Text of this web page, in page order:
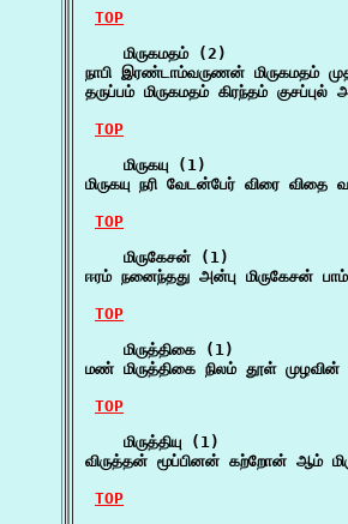
TOP
    மிருகமதம் (2)
நாபி இரண்டாம்வருணன் மிருகமதம்
தருப்பம் மிருகமதம் கிரந்தம்
TOP
    மிருகயு (1)
மிருகயு நரி வேடன்பேர் விரை
TOP
    மிருகேசன் (1)
ஈரம் நனைந்தது அன்பு மிருகேசன்
TOP
    மிருத்திகை (1)
மண் மிருத்திகை நிலம் தூள்
TOP
    மிருத்தியு (1)
விருத்தன் மூப்பினன் கற்றோன் ஆம்
TOP